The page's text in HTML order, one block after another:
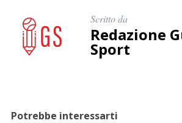
Scritto da
Redazione
Sport
Potrebbe interessarti